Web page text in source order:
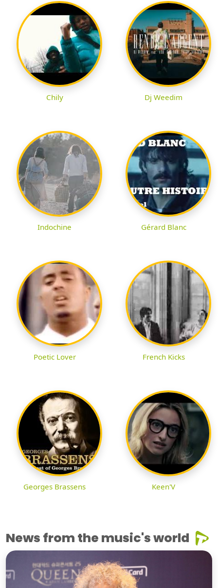
Chily Dj Weedim
Indochine Gérard Blanc
Poetic Lover French Kicks
Georges Brassens Keen'V
News from the music's world